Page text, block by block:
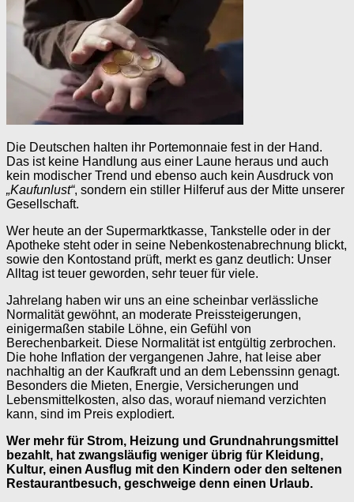
Die Deutschen halten ihr Portemonnaie fest in der Hand.
Das ist keine Handlung aus einer Laune heraus und auch
kein modischer Trend und ebenso auch kein Ausdruck von
„Kaufunlust“, sondern ein stiller Hilferuf aus der Mitte unserer
Gesellschaft.
Wer heute an der Supermarktkasse, Tankstelle oder in der
Apotheke steht oder in seine Nebenkostenabrechnung blickt,
sowie den Kontostand prüft, merkt es ganz deutlich: Unser
Alltag ist teuer geworden, sehr teuer für viele.
Jahrelang haben wir uns an eine scheinbar verlässliche
Normalität gewöhnt, an moderate Preissteigerungen,
einigermaßen stabile Löhne, ein Gefühl von
Berechenbarkeit. Diese Normalität ist entgültig zerbrochen.
Die hohe Inflation der vergangenen Jahre, hat leise aber
nachhaltig an der Kaufkraft und an dem Lebenssinn genagt.
Besonders die Mieten, Energie, Versicherungen und
Lebensmittelkosten, also das, worauf niemand verzichten
kann, sind im Preis explodiert.
Wer mehr für Strom, Heizung und Grundnahrungsmittel
bezahlt, hat zwangsläufig weniger übrig für Kleidung,
Kultur, einen Ausflug mit den Kindern oder den seltenen
Restaurantbesuch, geschweige denn einen Urlaub.